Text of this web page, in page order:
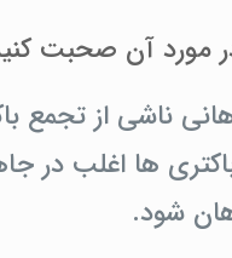
مورد آن صحبت
ناشی از تجمع
ها اغلب در
شود.